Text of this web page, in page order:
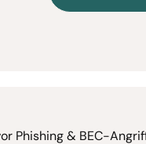
Phishing & BEC-